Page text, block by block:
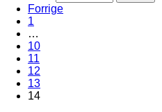
Forrige
1
…
10
11
12
13
14